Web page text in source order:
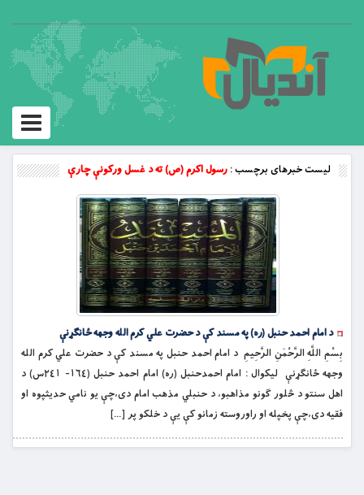
Toggle
لیست خبرهای برچسب :رسول اکرم (ص) ته د غسل ورکونې چارې
د امام احمد حنبل (ره) په مسند کې د حضرت علي کرم الله وجهه ځانګړنې
بِسْمِ اللَّهِ الرَّحْمَنِ الرَّحِيمِ د امام احمد حنبل په مسند کې د حضرت علي کرم الله
وجهه ځانګړنې ليکوال : امام احمدحنبل (ره) امام احمد حنبل (١٦٤- ٢٤١س) د
اهل سنتو د څلور ګونو مذاهبو، د حنبلي مذهب امام دى،چې يو نامي حديثپوه او
فقيه دى،چې پخپله او راوروسته زمانو کې يې د خلکو پر […]